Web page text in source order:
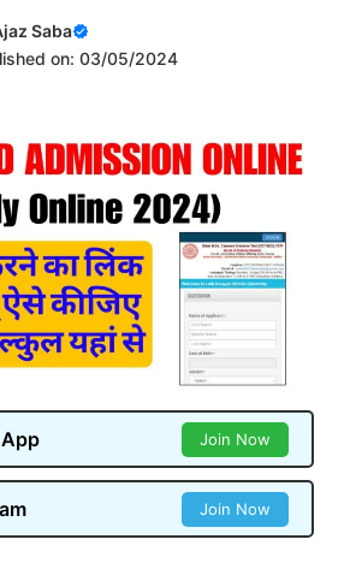
Saba
on: 03/05/2024
Join Now
Join Now